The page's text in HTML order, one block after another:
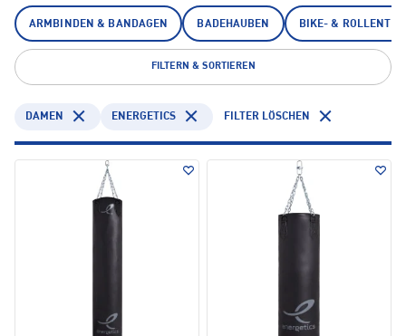
ARMBINDEN & BANDAGEN BADEHAUBEN BIKE- &
FILTERN & SORTIEREN
DAMEN ENERGETICS FILTER LÖSCHEN